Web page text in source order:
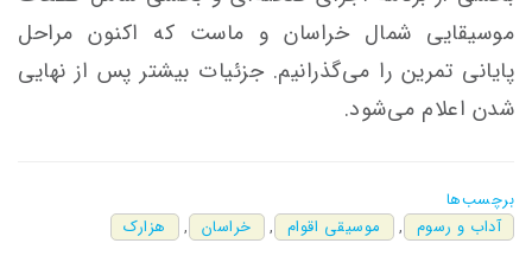
موسیقایی شمال خراسان و ماست که اکنون مراحل
پایانی تمرین را می‌گذرانیم. جزئیات بیشتر پس از نهایی
شدن اعلام می‌شود.
برچسب‌ها
آداب و رسوم
, موسیقی اقوام , خراسان , هزارک